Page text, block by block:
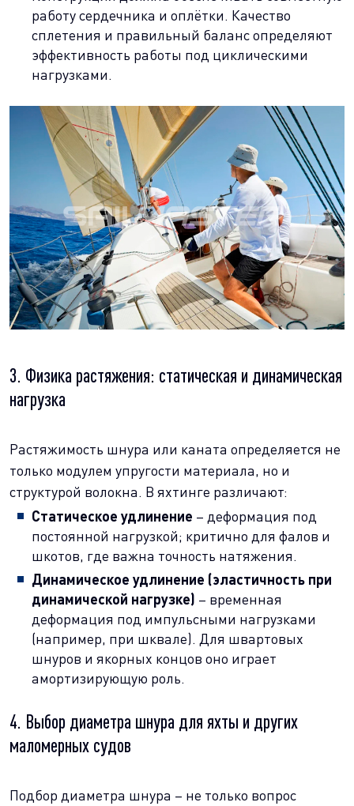
работу сердечника и оплётки. Качество
сплетения и правильный баланс определяют
эффективность работы под циклическими
нагрузками.
3. Физика растяжения: статическая и динамическая
нагрузка
Растяжимость шнура или каната определяется не
только модулем упругости материала, но и
структурой волокна. В яхтинге различают:
Статическое удлинение – деформация под
постоянной нагрузкой; критично для фалов и
шкотов, где важна точность натяжения.
Динамическое удлинение (эластичность при
динамической нагрузке) – временная
деформация под импульсными нагрузками
(например, при шквале). Для швартовых
шнуров и якорных концов оно играет
амортизирующую роль.
4. Выбор диаметра шнура для яхты и других
маломерных судов
Подбор диаметра шнура – не только вопрос